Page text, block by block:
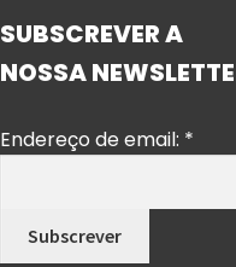
SUBSCREVER A
NOSSA
Endereço de email: *